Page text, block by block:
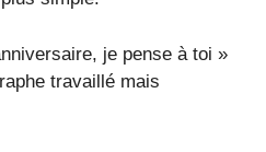
je pense à toi »
travaillé mais